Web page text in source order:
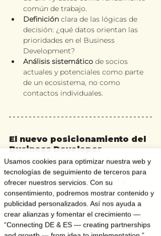
común de trabajo.
Definición clara de las lógicas de
decisión: ¿qué datos orientan las
prioridades en el Business
Development?
Análisis sistemático de socios
actuales y potenciales como parte
de un ecosistema, no como
contactos individuales.
El nuevo posicionamiento del
Business Developer
El Business Developer actual ya no es
únicamente un especialista en
negociación, sino que asume una
función de diseño y conexión. Su papel
consiste cada vez más en integrar
distintas perspectivas y traducirlas en
estructuras operativas y aplicables.
Usamos cookies para optimizar nuestra web y
tecnologías de seguimiento de terceros para
ofrecer nuestros servicios. Con su
consentimiento, podremos mostrar contenido y
publicidad personalizados. Así nos ayuda a
crear alianzas y fomentar el crecimiento —
“Connecting DE & ES — creating partnerships